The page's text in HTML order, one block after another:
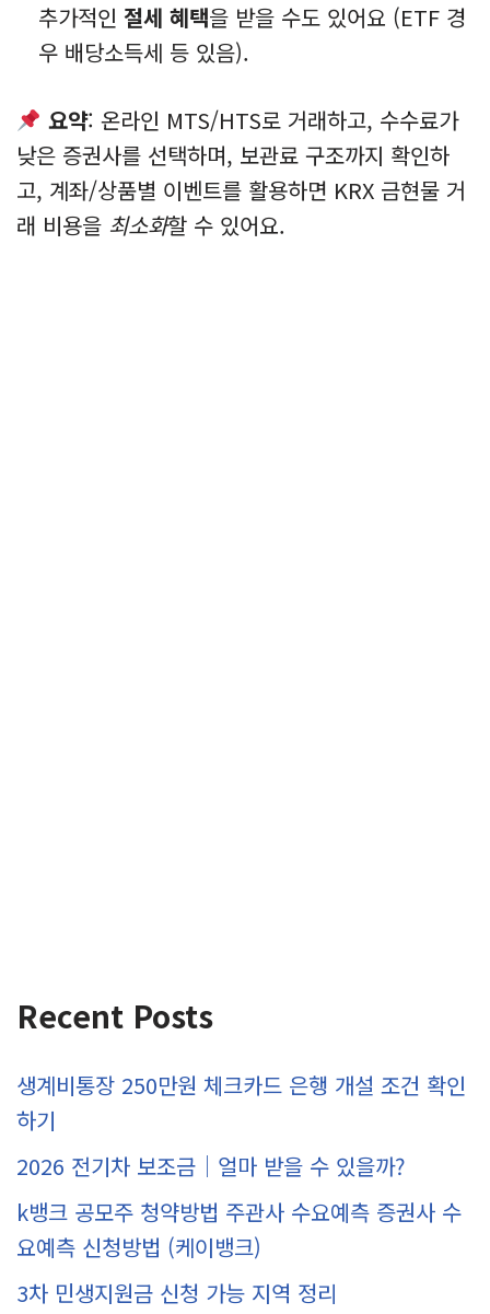
추가적인 절세 혜택을 받을 수도 있어요 (ETF 경
우 배당소득세 등 있음).
요약: 온라인 MTS/HTS로 거래하고, 수수료가
낮은 증권사를 선택하며, 보관료 구조까지 확인하
고, 계좌/상품별 이벤트를 활용하면 KRX 금현물 거
래 비용을 최소화할 수 있어요.
Recent Posts
생계비통장 250만원 체크카드 은행 개설 조건 확인
하기
2026 전기차 보조금｜얼마 받을 수 있을까?
k뱅크 공모주 청약방법 주관사 수요예측 증권사 수
요예측 신청방법 (케이뱅크)
3차 민생지원금 신청 가능 지역 정리